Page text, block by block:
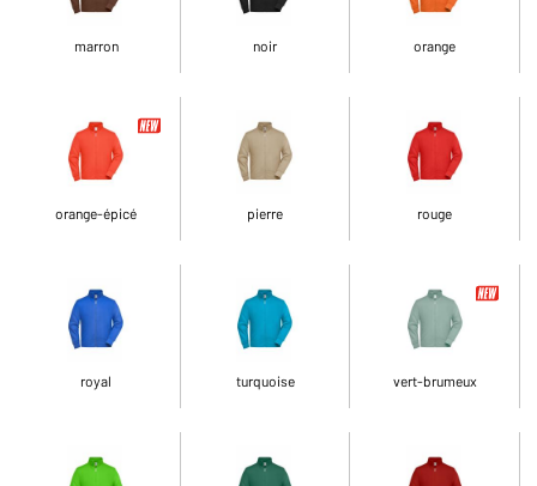
marron noir orange
orange-épicé pierre rouge
royal turquoise vert-brumeux